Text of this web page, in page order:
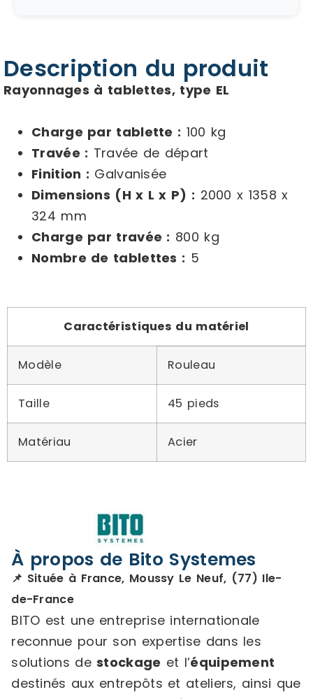
Description du produit
Rayonnages à tablettes, type EL
Charge par tablette : 100 kg
Travée : Travée de départ
Finition : Galvanisée
Dimensions (H x L x P) : 2000 x 1358 x
324 mm
Charge par travée : 800 kg
Nombre de tablettes : 5
Caractéristiques du matériel
Modèle Rouleau
Taille 45 pieds
Matériau Acier
À propos de Bito Systemes
📌 Située à France, Moussy Le Neuf, (77) Ile-
de-France
BITO est une entreprise internationale
reconnue pour son expertise dans les
solutions destockage et l’équipement
destinés aux entrepôts et ateliers, ainsi que